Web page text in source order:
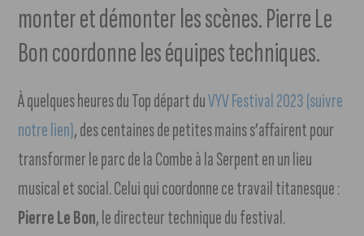
monter et démonter les scènes. Pierre Le
Bon coordonne les équipes techniques.
À quelques heures du Top départ duVYV Festival 2023 (suivre
notre lien), des centaines de petites mains s’affairent pour
transformer le parc de la Combe à la Serpent en un lieu
musical et social. Celui qui coordonne ce travail titanesque :
Pierre Le Bon, le directeur technique du festival.